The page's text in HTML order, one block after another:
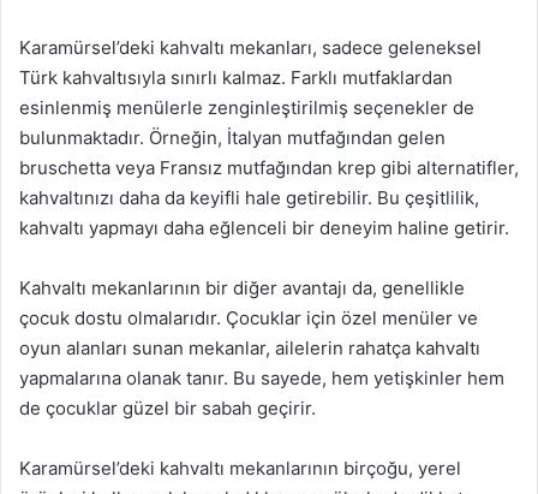
Karamürsel’deki kahvaltı mekanları, sadece geleneksel
Türk kahvaltısıyla sınırlı kalmaz. Farklı mutfaklardan
esinlenmiş menülerle zenginleştirilmiş seçenekler de
bulunmaktadır. Örneğin, İtalyan mutfağından gelen
bruschetta veya Fransız mutfağından krep gibi alternatifler,
kahvaltınızı daha da keyifli hale getirebilir. Bu çeşitlilik,
kahvaltı yapmayı daha eğlenceli bir deneyim haline getirir.
Kahvaltı mekanlarının bir diğer avantajı da, genellikle
çocuk dostu olmalarıdır. Çocuklar için özel menüler ve
oyun alanları sunan mekanlar, ailelerin rahatça kahvaltı
yapmalarına olanak tanır. Bu sayede, hem yetişkinler hem
de çocuklar güzel bir sabah geçirir.
Karamürsel’deki kahvaltı mekanlarının birçoğu, yerel